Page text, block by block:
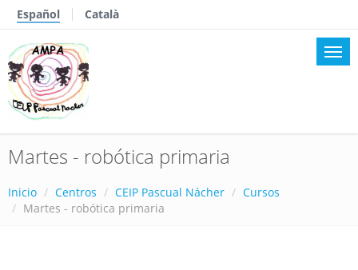
Español Català
Martes - robótica primaria
Inicio Centros CEIP Pascual Nácher
Cursos
Martes - robótica primaria